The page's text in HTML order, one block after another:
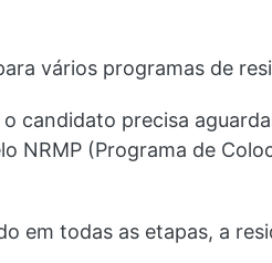
vários programas de
candidato precisa
NRMP (Programa de
em todas as etapas, a